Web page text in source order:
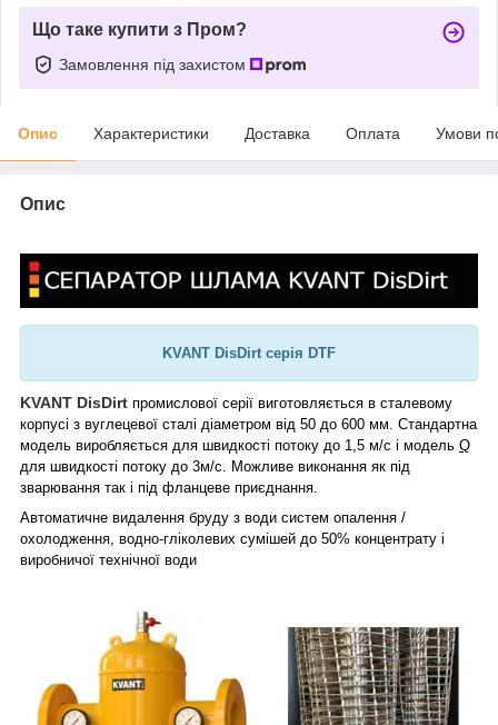
Що таке купити з Пром?
Замовлення під захистом
Опис Характеристики Доставка Оплата Умови
Опис
KVANT DisDirt серія DTF
KVANT DisDirt промислової серії виготовляється в сталевому
корпусі з вуглецевої сталі діаметром від 50 до 600 мм. Стандартна
модель виробляється для швидкості потоку до 1,5 м/с і модель Q
для швидкості потоку до 3м/c. Можливе виконання як під
зварювання так і під фланцеве приєднання.
Автоматичне видалення бруду з води систем опалення /
охолодження, водно-гліколевих сумішей до 50% концентрату і
виробничої технічної води